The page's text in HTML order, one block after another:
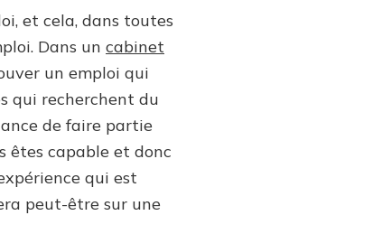
et cela, dans toutes
Dans un cabinet
un emploi qui
qui recherchent du
de faire partie
êtes capable et donc
qui est
peut-être sur une